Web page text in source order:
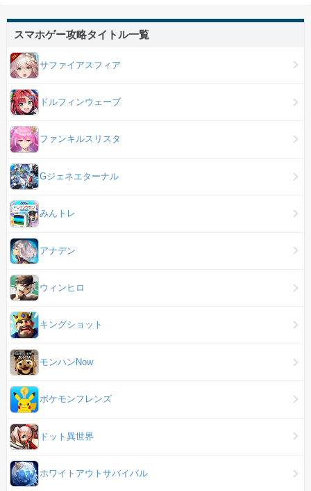
スマホゲー攻略タイトル一覧
サファイアスフィア
ドルフィンウェーブ
ファンキルスリスタ
Gジェネエターナル
みんトレ
アナデン
ウィンヒロ
キングショット
モンハンNow
ポケモンフレンズ
ドット異世界
ホワイトアウトサバイバル